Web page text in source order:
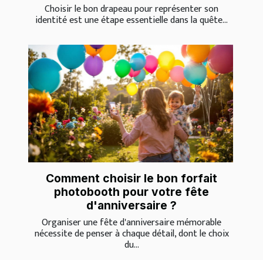
Choisir le bon drapeau pour représenter son
identité est une étape essentielle dans la quête...
Comment choisir le bon forfait
photobooth pour votre fête
d'anniversaire ?
Organiser une fête d'anniversaire mémorable
nécessite de penser à chaque détail, dont le choix
du...